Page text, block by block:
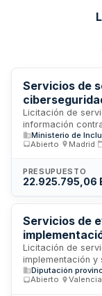
Servicios de
de la
Social
Licitación de
información
Seguridad Social.
monitorización
requieren
auditoría
disponibilidad y
comprende tanto
seguridad como
de protección
Ministerio de
Abierto
Madrid
PRESUPUESTO
22.925.795,06
Servicios de
tecnológica
para la
Licitación de
implementación
'Connecta
digital, sostenible
Diputación
Abierto
Valencia